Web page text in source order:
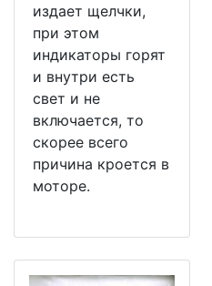
издает щелчки,
при этом
индикаторы горят
и внутри есть
свет и не
включается, то
скорее всего
причина кроется в
моторе.